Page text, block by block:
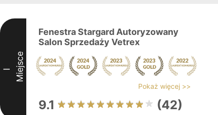
I Miejsce
Fenestra Stargard Autoryzowany
Salon Sprzedaży Vetrex
Pokaż więcej >>
9.1 (42)